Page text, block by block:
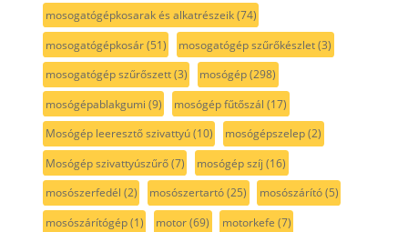
mosogatógépkosarak és alkatrészeik(74)
mosogatógépkosár(51) mosogatógép szűrőkészlet(3)
mosogatógép szűrőszett(3) mosógép(298)
mosógépablakgumi (9) mosógép fűtőszál (17)
Mosógép leeresztő szivattyú(10) mosógépszelep(2)
Mosógép szivattyúszűrő(7) mosógép szíj (16)
mosószerfedél (2) mosószertartó(25) mosószárító(5)
mosószárítógép(1) motor(69) motorkefe (7)